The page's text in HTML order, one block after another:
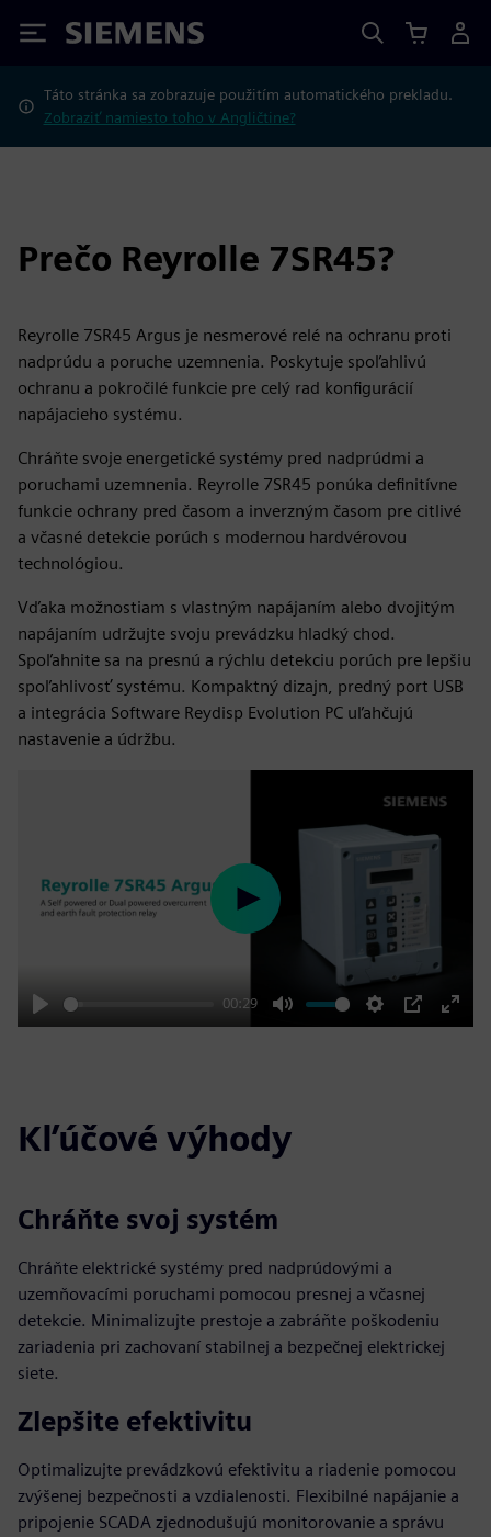
Siemens
Táto stránka sa zobrazuje použitím automatického prekladu.
Zobraziť namiesto toho v Angličtine?
Prečo Reyrolle 7SR45?
Reyrolle 7SR45 Argus je nesmerové relé na ochranu proti
nadprúdu a poruche uzemnenia. Poskytuje spoľahlivú
ochranu a pokročilé funkcie pre celý rad konfigurácií
napájacieho systému.
Chráňte svoje energetické systémy pred nadprúdmi a
poruchami uzemnenia. Reyrolle 7SR45 ponúka definitívne
funkcie ochrany pred časom a inverzným časom pre citlivé
a včasné detekcie porúch s modernou hardvérovou
technológiou.
Vďaka možnostiam s vlastným napájaním alebo dvojitým
napájaním udržujte svoju prevádzku hladký chod.
Spoľahnite sa na presnú a rýchlu detekciu porúch pre lepšiu
spoľahlivosť systému. Kompaktný dizajn, predný port USB
a integrácia Software Reydisp Evolution PC uľahčujú
nastavenie a údržbu.
Play
00:29
Mute Settings
PIP
Enter
Play
Kľúčové výhody
Chráňte svoj systém
Chráňte elektrické systémy pred nadprúdovými a
uzemňovacími poruchami pomocou presnej a včasnej
detekcie. Minimalizujte prestoje a zabráňte poškodeniu
zariadenia pri zachovaní stabilnej a bezpečnej elektrickej
siete.
Zlepšite efektivitu
Optimalizujte prevádzkovú efektivitu a riadenie pomocou
zvýšenej bezpečnosti a vzdialenosti. Flexibilné napájanie a
pripojenie SCADA zjednodušujú monitorovanie a správu